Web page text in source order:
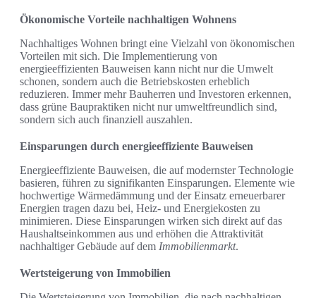
Ökonomische Vorteile nachhaltigen Wohnens
Nachhaltiges Wohnen bringt eine Vielzahl von ökonomischen
Vorteilen mit sich. Die Implementierung von
energieeffizienten Bauweisen kann nicht nur die Umwelt
schonen, sondern auch die Betriebskosten erheblich
reduzieren. Immer mehr Bauherren und Investoren erkennen,
dass grüne Baupraktiken nicht nur umweltfreundlich sind,
sondern sich auch finanziell auszahlen.
Einsparungen durch energieeffiziente Bauweisen
Energieeffiziente Bauweisen, die auf modernster Technologie
basieren, führen zu signifikanten Einsparungen. Elemente wie
hochwertige Wärmedämmung und der Einsatz erneuerbarer
Energien tragen dazu bei, Heiz- und Energiekosten zu
minimieren. Diese Einsparungen wirken sich direkt auf das
Haushaltseinkommen aus und erhöhen die Attraktivität
nachhaltiger Gebäude auf dem Immobilienmarkt.
Wertsteigerung von Immobilien